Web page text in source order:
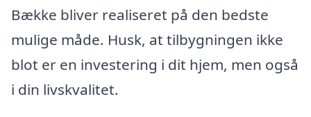
Bække bliver realiseret på den bedste
mulige måde. Husk, at tilbygningen ikke
blot er en investering i dit hjem, men også
i din livskvalitet.